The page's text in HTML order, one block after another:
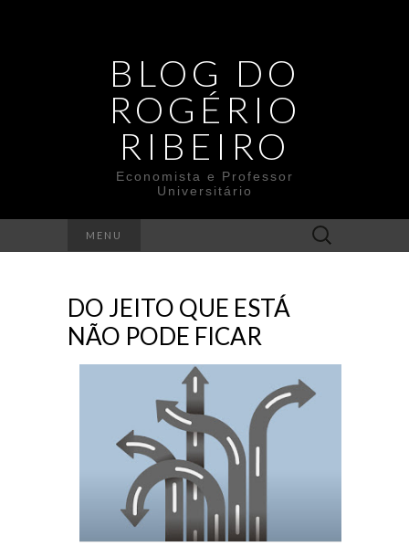
BLOG DO
ROGÉRIO
RIBEIRO
Economista e Professor
Universitário
MENU
Search
for:
DO JEITO QUE ESTÁ
NÃO PODE FICAR